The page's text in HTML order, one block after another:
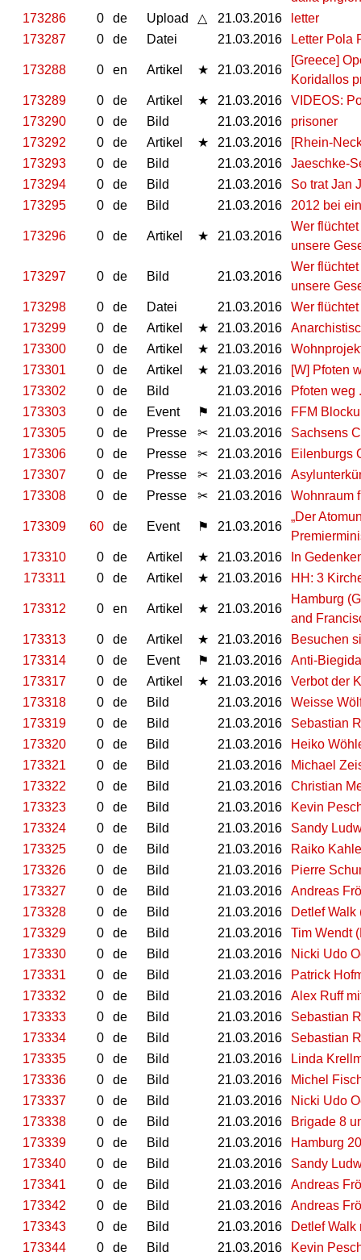
173286
0 de Upload △ 21.03.2016
letter
173287
0 de Datei 21.03.2016 Letter Pola
173288 0 en Artikel ★ 21.03.2016
[Greece]
Koridallos
173289
0 de Artikel ★ 21.03.2016
VIDEOS:
173290
0 de Bild 21.03.2016
prisoner
173292
0 de Artikel ★ 21.03.2016
[Rhein-
173293
0 de Bild 21.03.2016
Jaeschke-
173294
0 de Bild 21.03.2016
So trat Jan
173295
0 de Bild 21.03.2016 2012 bei
173296 0 de Artikel ★ 21.03.2016
Wer
unsere
173297 0 de Bild 21.03.2016
Wer
unsere
173298
0 de Datei 21.03.2016
Wer
173299
0 de Artikel ★ 21.03.2016
173300
0 de Artikel ★ 21.03.2016
173301
0 de Artikel ★ 21.03.2016
[W] Pfoten
173302
0 de Bild 21.03.2016
Pfoten weg
173303
0 de Event ⚑ 21.03.2016
FFM
173305
0 de Presse ✂ 21.03.2016
Sachsens
173306
0 de Presse ✂ 21.03.2016
Eilenburgs
173307
0 de Presse ✂ 21.03.2016
173308
0 de Presse ✂ 21.03.2016 Wohnraum
173309 60 de Event ⚑ 21.03.2016
„Der
173310
0 de Artikel ★ 21.03.2016
In
173311
0 de Artikel ★ 21.03.2016 HH: 3
173312 0 en Artikel ★ 21.03.2016
Hamburg
and
173313
0 de Artikel ★ 21.03.2016
Besuchen
173314
0 de Event ⚑ 21.03.2016
Anti-
173317
0 de Artikel ★ 21.03.2016
Verbot der
173318
0 de Bild 21.03.2016
Weisse
173319
0 de Bild 21.03.2016
Sebastian
173320
0 de Bild 21.03.2016
Heiko
173321
0 de Bild 21.03.2016
Michael
173322
0 de Bild 21.03.2016
Christian
173323
0 de Bild 21.03.2016
Kevin
173324
0 de Bild 21.03.2016
Sandy
173325
0 de Bild 21.03.2016
Raiko
173326
0 de Bild 21.03.2016
Pierre
173327
0 de Bild 21.03.2016
Andreas
173328
0 de Bild 21.03.2016
Detlef
173329
0 de Bild 21.03.2016
Tim Wendt
173330
0 de Bild 21.03.2016
Nicki Udo
173331
0 de Bild 21.03.2016
Patrick
173332
0 de Bild 21.03.2016
Alex Ruff
173333
0 de Bild 21.03.2016
Sebastian
173334
0 de Bild 21.03.2016
Sebastian
173335
0 de Bild 21.03.2016
Linda
173336
0 de Bild 21.03.2016
Michel
173337
0 de Bild 21.03.2016
Nicki Udo
173338
0 de Bild 21.03.2016
Brigade 8
173339
0 de Bild 21.03.2016
Hamburg
173340
0 de Bild 21.03.2016
Sandy
173341
0 de Bild 21.03.2016
Andreas
173342
0 de Bild 21.03.2016
Andreas
173343
0 de Bild 21.03.2016
Detlef Walk
173344
0 de Bild 21.03.2016
Kevin